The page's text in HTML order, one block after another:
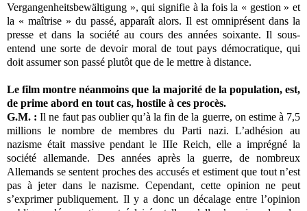
Vergangenheitsbewältigung », qui signifie à la fois la « gestion » et
la « maîtrise » du passé, apparaît alors. Il est omniprésent dans la
presse et dans la société au cours des années soixante. Il sous-
entend une sorte de devoir moral de tout pays démocratique, qui
doit assumer son passé plutôt que de le mettre à distance.
Le film montre néanmoins que la majorité de la population, est,
de prime abord en tout cas, hostile à ces procès.
G.M. :Il ne faut pas oublier qu’à la fin de la guerre, on estime à 7,5
millions le nombre de membres du Parti nazi. L’adhésion au
nazisme était massive pendant le IIIe Reich, elle a imprégné la
société allemande. Des années après la guerre, de nombreux
Allemands se sentent proches des accusés et estiment que tout n’est
pas à jeter dans le nazisme. Cependant, cette opinion ne peut
s’exprimer publiquement. Il y a donc un décalage entre l’opinion